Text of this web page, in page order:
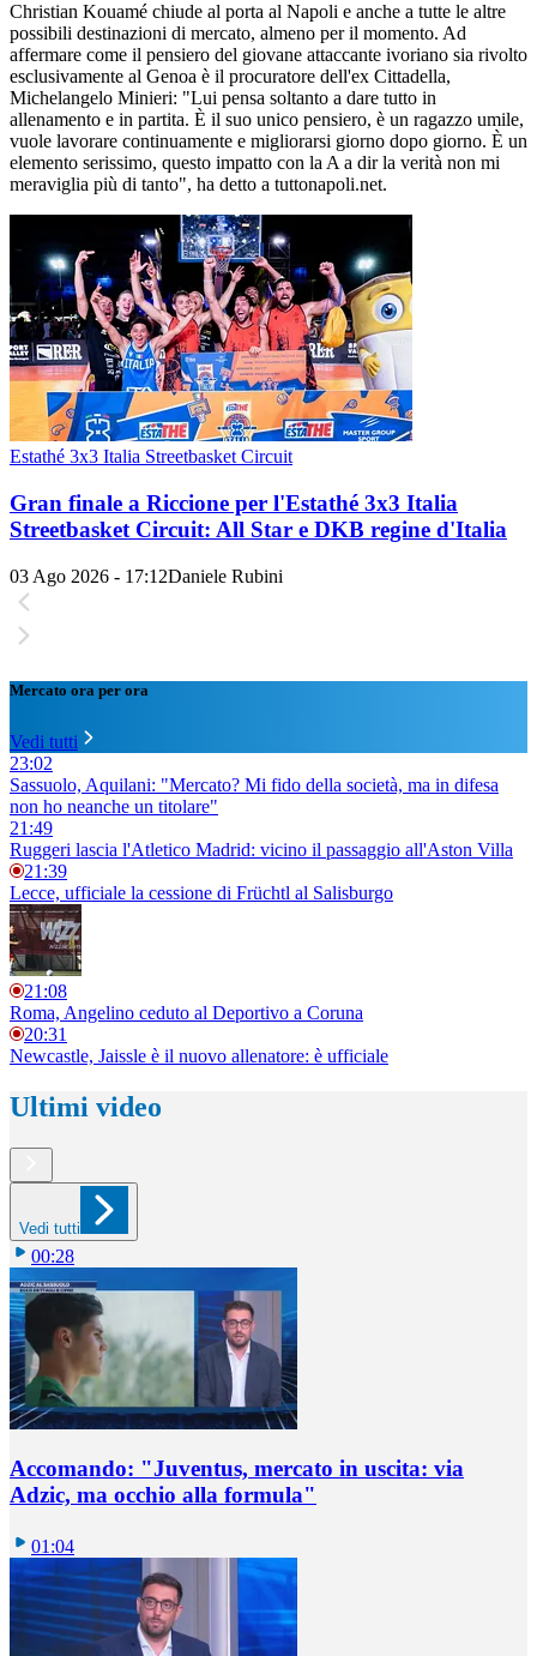
Christian Kouamé chiude al porta al Napoli e anche a tutte le altre
possibili destinazioni di mercato, almeno per il momento. Ad
affermare come il pensiero del giovane attaccante ivoriano sia rivolto
esclusivamente al Genoa è il procuratore dell'ex Cittadella,
Michelangelo Minieri: "Lui pensa soltanto a dare tutto in
allenamento e in partita. È il suo unico pensiero, è un ragazzo umile,
vuole lavorare continuamente e migliorarsi giorno dopo giorno. È un
elemento serissimo, questo impatto con la A a dir la verità non mi
meraviglia più di tanto", ha detto a tuttonapoli.net.
Estathé 3x3 Italia Streetbasket Circuit
Gran finale a Riccione per l'Estathé 3x3 Italia
Streetbasket Circuit: All Star e DKB regine d'Italia
03 Ago 2026 - 17:12Daniele Rubini
Mercato ora per ora
Vedi tutti
23:02
Sassuolo, Aquilani: "Mercato? Mi fido della società, ma in difesa
non ho neanche un titolare"
21:49
Ruggeri lascia l'Atletico Madrid: vicino il passaggio all'Aston Villa
21:39
Lecce, ufficiale la cessione di Früchtl al Salisburgo
21:08
Roma, Angelino ceduto al Deportivo a Coruna
20:31
Newcastle, Jaissle è il nuovo allenatore: è ufficiale
Ultimi video
Vedi tutti
00:28
Accomando: "Juventus, mercato in uscita: via
Adzic, ma occhio alla formula"
01:04